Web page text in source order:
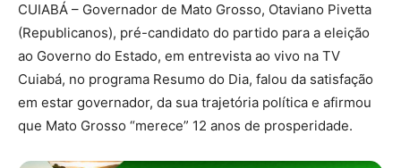
CUIABÁ – Governador de Mato Grosso, Otaviano Pivetta
(Republicanos), pré-candidato do partido para a eleição
ao Governo do Estado, em entrevista ao vivo na TV
Cuiabá, no programa Resumo do Dia, falou da satisfação
em estar governador, da sua trajetória política e afirmou
que Mato Grosso “merece” 12 anos de prosperidade.